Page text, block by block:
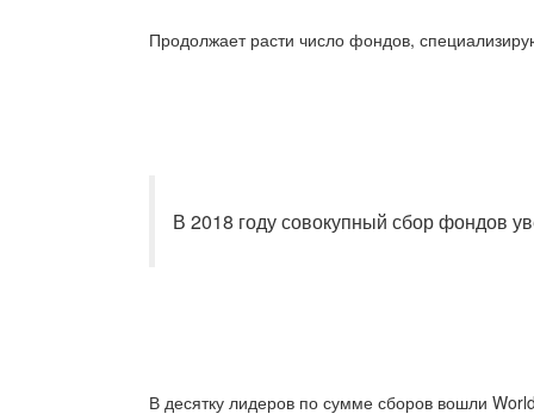
Продолжает расти число фондов,
В 2018 году совокупный сбор фондов
В десятку лидеров по сумме сборов вошли